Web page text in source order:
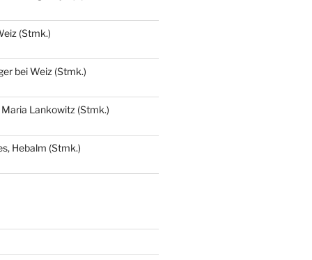
(Stmk.)
bei Weiz (Stmk.)
Lankowitz (Stmk.)
Hebalm (Stmk.)